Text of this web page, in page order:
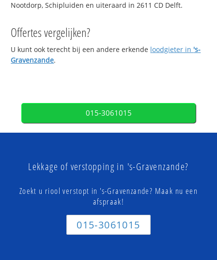
Nootdorp, Schipluiden en uiteraard in 2611 CD Delft.
Offertes vergelijken?
U kunt ook terecht bij een andere erkende loodgieter in 's-
Gravenzande.
015-3061015
Lekkage of verstopping in 's-Gravenzande?
Zoekt u riool verstopt in 's-Gravenzande? Maak nu een
afspraak!
015-3061015